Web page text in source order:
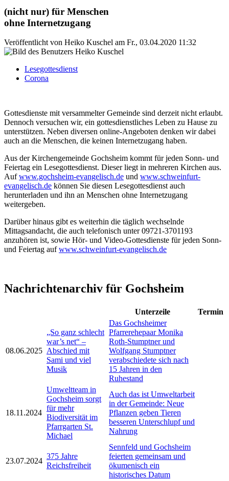
(nicht nur) für Menschen
ohne Internetzugang
Veröffentlicht von Heiko Kuschel am Fr., 03.04.2020 11:32
Lesegottesdienst
Corona
Gottesdienste mit versammelter Gemeinde sind derzeit nicht erlaubt.
Dennoch versuchen wir, ein gottesdienstliches Leben zu Hause zu
unterstützen. Neben diversen online-Angeboten denken wir dabei
auch an die Menschen, die keinen Internetzugang haben.
Aus der Kirchengemeinde Gochsheim kommt für jeden Sonn- und
Feiertag ein Lesegottesdienst. Dieser liegt in mehreren Kirchen aus.
Aufwww.gochsheim-evangelisch.de und www.schweinfurt-
evangelisch.de können Sie diesen Lesegottesdienst auch
herunterladen und ihn an Menschen ohne Internetzugang
weitergeben.
Darüber hinaus gibt es weiterhin die täglich wechselnde
Mittagsandacht, die auch telefonisch unter 09721-3701193
anzuhören ist, sowie Hör- und Video-Gottesdienste für jeden Sonn-
und Feiertag aufwww.schweinfurt-evangelisch.de
Nachrichtenarchiv für Gochsheim
Unterzeile Termin
08.06.2025
„So ganz schlecht
war’s net“ –
Abschied mit
Sami und viel
Musik
Das Gochsheimer
Pfarrerehepaar Monika
Roth-Stumptner und
Wolfgang Stumptner
verabschiedete sich nach
15 Jahren in den
Ruhestand
18.11.2024
Umweltteam in
Gochsheim sorgt
für mehr
Biodiversität im
Pfarrgarten St.
Michael
Auch das ist Umweltarbeit
in der Gemeinde: Neue
Pflanzen geben Tieren
besseren Unterschlupf und
Nahrung
23.07.2024
375 Jahre
Reichsfreiheit
Sennfeld und Gochsheim
feierten gemeinsam und
ökumenisch ein
historisches Datum